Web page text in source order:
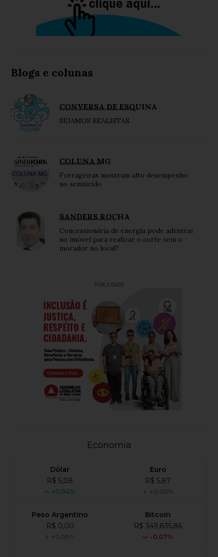
Blogs e colunas
CONVERSA DE ESQUINA
SEJAMOS REALISTAS
COLUNA MG
Forrageiras mostram alto desempenho
no semiárido
SANDERS ROCHA
Concessionária de energia pode adentrar
no imóvel para realizar o corte sem o
morador no local?
PUBLICIDADE
Economia
Dólar
R$ 5,08
+0,04%
Euro
R$ 5,87
+0,00%
Peso Argentino
R$ 0,00
+0,00%
Bitcoin
R$ 349,835,86
-0,07%